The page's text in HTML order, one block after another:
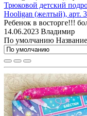
Трюковой детский
Hooligan (желтый), арт.
Ребенок в восторге!!!
14.06.2023 Владимир
По умолчанию Название